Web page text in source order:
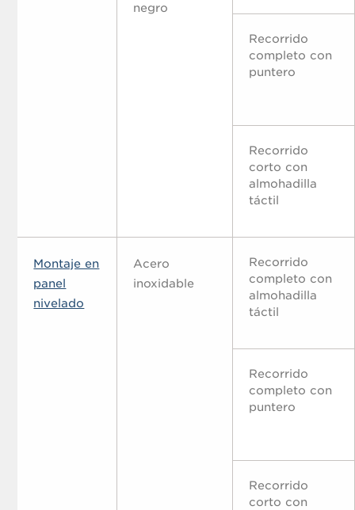
negro
Recorrido
completo con
puntero
Recorrido
corto con
almohadilla
táctil
Montaje en
panel
nivelado
Acero
inoxidable
Recorrido
completo con
almohadilla
táctil
Recorrido
completo con
puntero
Recorrido
corto con